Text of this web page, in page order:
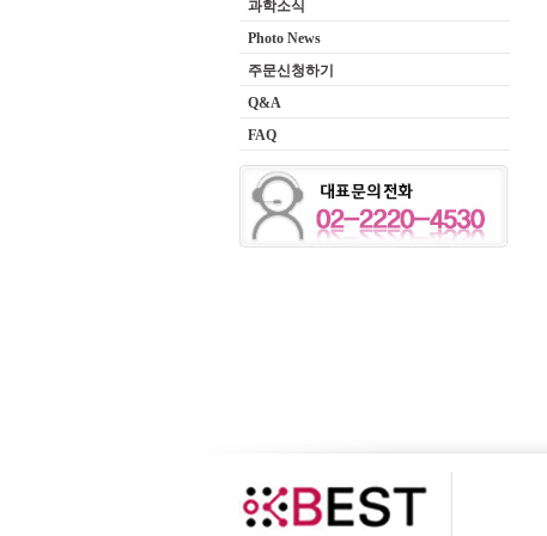
과학소식
Photo News
주문신청하기
Q&A
FAQ